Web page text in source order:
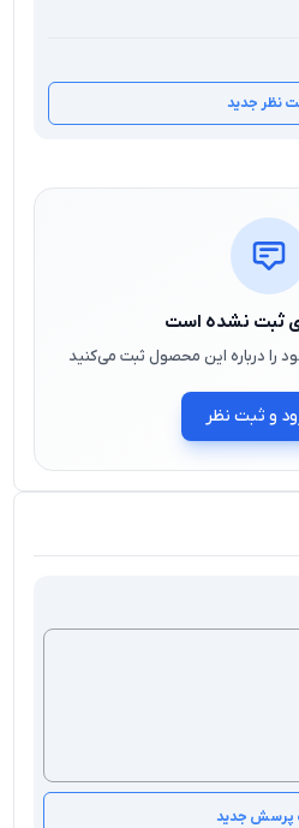
نظر جدید
ثبت نشده است
را درباره این محصول ثبت می‌کنید
و ثبت نظر
پرسش جدید